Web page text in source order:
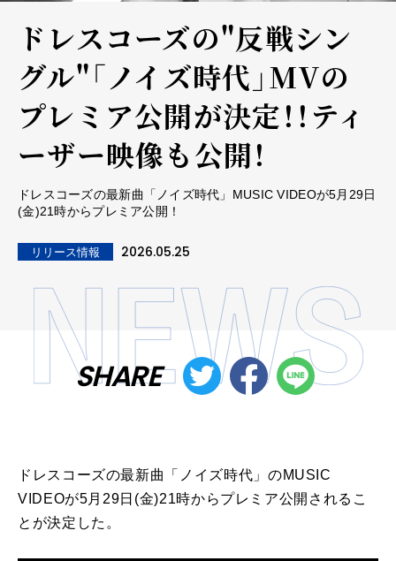
ドレスコーズの"反戦シン
グル"「ノイズ時代」MVの
プレミア公開が決定！！ティ
ーザー映像も公開！
ドレスコーズの最新曲「ノイズ時代」MUSIC VIDEOが5月29日
(金)21時からプレミア公開！
リリース情報 2026.05.25
SHARE
ドレスコーズの最新曲「ノイズ時代」のMUSIC
VIDEOが5月29日(金)21時からプレミア公開されるこ
とが決定した。